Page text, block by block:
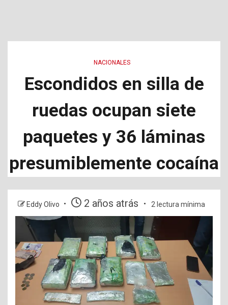
NACIONALES
Escondidos en silla de
ruedas ocupan siete
paquetes y 36 láminas
presumiblemente cocaína
Eddy Olivo 2 años atrás 2 lectura mínima